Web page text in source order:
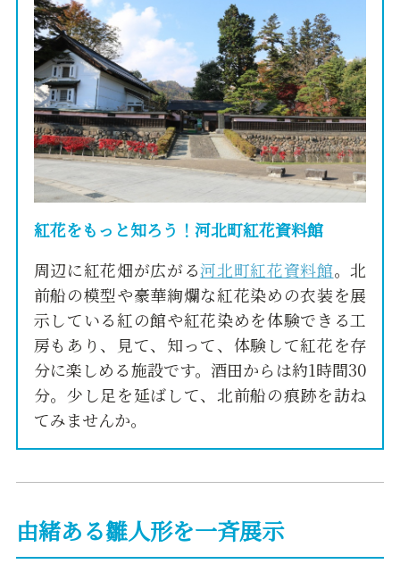
紅花をもっと知ろう！河北町紅花資料館
周辺に紅花畑が広がる河北町紅花資料館。北
前船の模型や豪華絢爛な紅花染めの衣装を展
示している紅の館や紅花染めを体験できる工
房もあり、見て、知って、体験して紅花を存
分に楽しめる施設です。酒田からは約1時間30
分。少し足を延ばして、北前船の痕跡を訪ね
てみませんか。
由緒ある雛人形を一斉展示